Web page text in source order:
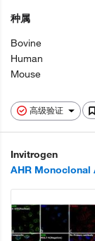
高级验证
种属
Bovine
Human
Mouse
Invitrogen
AHR Monoclonal